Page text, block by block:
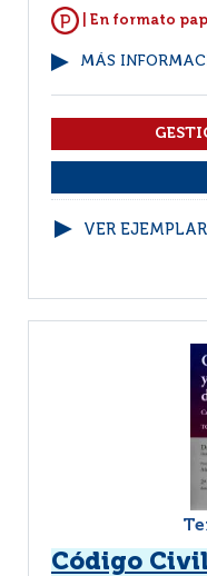
| En formato
MÁS
VER
Código